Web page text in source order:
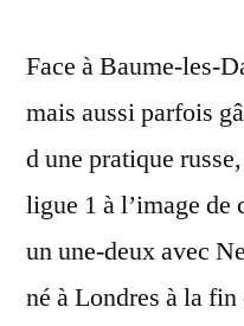
Face à Baume-les-
mais aussi parfois
d une pratique
ligue 1 à l’image de
un une-deux avec
né à Londres à la fin